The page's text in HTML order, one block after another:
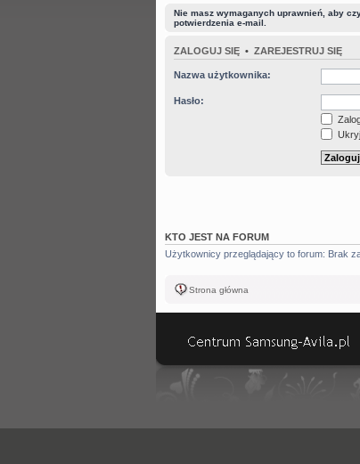
Nie masz wymaganych uprawnień, aby
potwierdzenia e-mail.
ZALOGUJ SIĘ • ZAREJESTRUJ SIĘ
Nazwa użytkownika:
Hasło:
KTO JEST NA FORUM
Użytkownicy przeglądający to forum: Brak
Strona główna